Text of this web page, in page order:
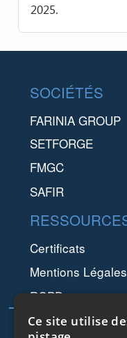
2025.
Footer
SOCIÉTÉS
FARINIA GROUP
SETFORGE
FMGC
SAFIR
Certificats
Mentions Légales
RGPD
Ce site utilise